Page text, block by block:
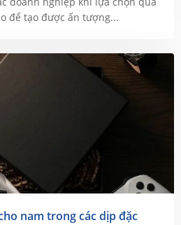
để tạo được ấn tượng...
nam trong các dịp đặc